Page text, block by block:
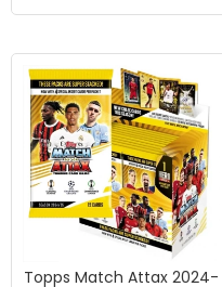
Topps Match Attax 2024-